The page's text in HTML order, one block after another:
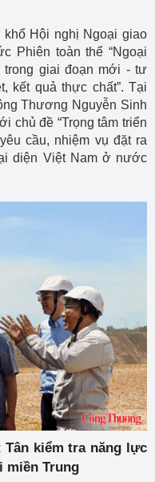
khổ Hội nghị Ngoại giao
Phiên toàn thể “Ngoại
trong giai đoạn mới - tư
kết quả thực chất”. Tại
Thương Nguyễn Sinh
chủ đề “Trọng tâm triển
cầu, nhiệm vụ đặt ra
diện Việt Nam ở nước
kiểm tra năng lực
miền Trung